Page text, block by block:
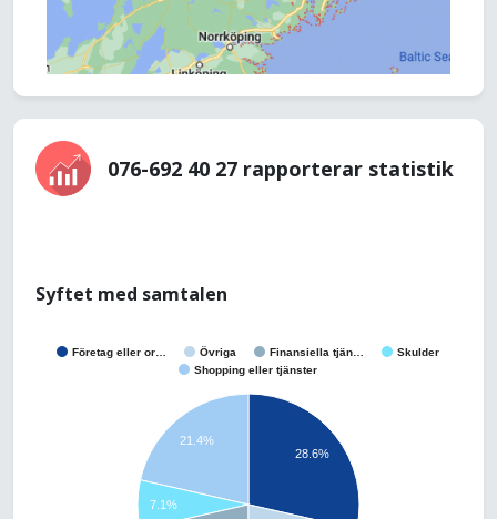
076-692 40 27 rapporterar statistik
Syftet med samtalen
Företag eller or… Övriga Finansiella tjän…
Skulder
Shopping eller tjänster
28.6%
21.4%
7.1%